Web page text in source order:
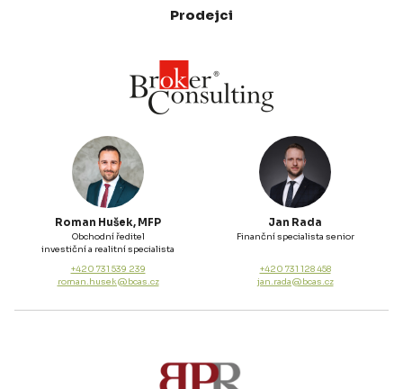
Prodejci
Roman Hušek, MFP
Obchodní ředitel
investiční a realitní specialista
+420 731 539 239
roman.husek@bcas.cz
Jan Rada
Finanční specialista senior
+420 731 128 458
jan.rada@bcas.cz